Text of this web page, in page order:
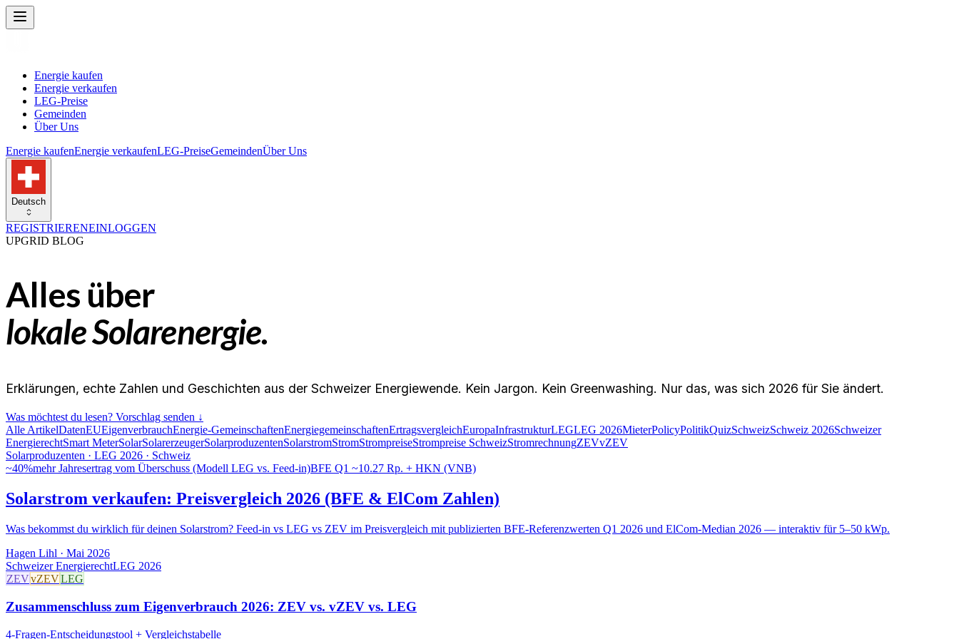
Energie kaufen
Energie verkaufen
LEG-Preise
Gemeinden
Über Uns
Energie kaufenEnergie verkaufenLEG-PreiseGemeindenÜber Uns
Deutsch
REGISTRIERENEINLOGGEN
UPGRID BLOG
Alles über
lokale Solarenergie.
Erklärungen, echte Zahlen und Geschichten aus der Schweizer Energiewende. Kein Jargon. Kein Greenwashing. Nur das, was sich 2026 für Sie ändert.
Was möchtest du lesen? Vorschlag senden ↓
Alle ArtikelDatenEUEigenverbrauchEnergie-GemeinschaftenEnergiegemeinschaftenErtragsvergleichEuropaInfrastrukturLEGLEG 2026MieterPolicyPolitikQuizSchweizSchweiz 2026Schweizer
EnergierechtSmart MeterSolarSolarerzeugerSolarproduzentenSolarstromStromStrompreiseStrompreise SchweizStromrechnungZEVvZEV
Solarproduzenten · LEG 2026 · Schweiz
~40%mehr Jahresertrag vom Überschuss (Modell LEG vs. Feed-in)BFE Q1 ~10.27 Rp. + HKN (VNB)
Solarstrom verkaufen: Preisvergleich 2026 (BFE & ElCom Zahlen)
Was bekommst du wirklich für deinen Solarstrom? Feed-in vs LEG vs ZEV im Preisvergleich mit publizierten BFE-Referenzwerten Q1 2026 und ElCom-Median 2026 — interaktiv für 5–50 kWp.
Hagen Lihl · Mai 2026
Schweizer EnergierechtLEG 2026
ZEVvZEVLEG
Zusammenschluss zum Eigenverbrauch 2026: ZEV vs. vZEV vs. LEG
4-Fragen-Entscheidungstool + Vergleichstabelle